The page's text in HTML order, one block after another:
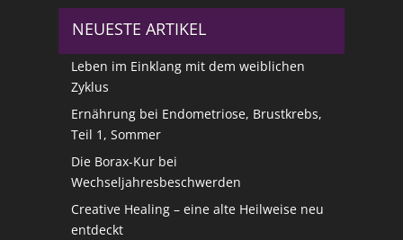
NEUESTE ARTIKEL
Leben im Einklang mit dem weiblichen
Zyklus
Ernährung bei Endometriose, Brustkrebs,
Teil 1, Sommer
Die Borax-Kur bei
Wechseljahresbeschwerden
Creative Healing – eine alte Heilweise neu
entdeckt